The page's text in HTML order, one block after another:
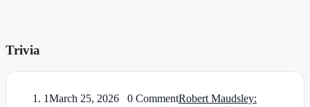
Trivia
1March 25, 2026 0 CommentRobert Maudsley: